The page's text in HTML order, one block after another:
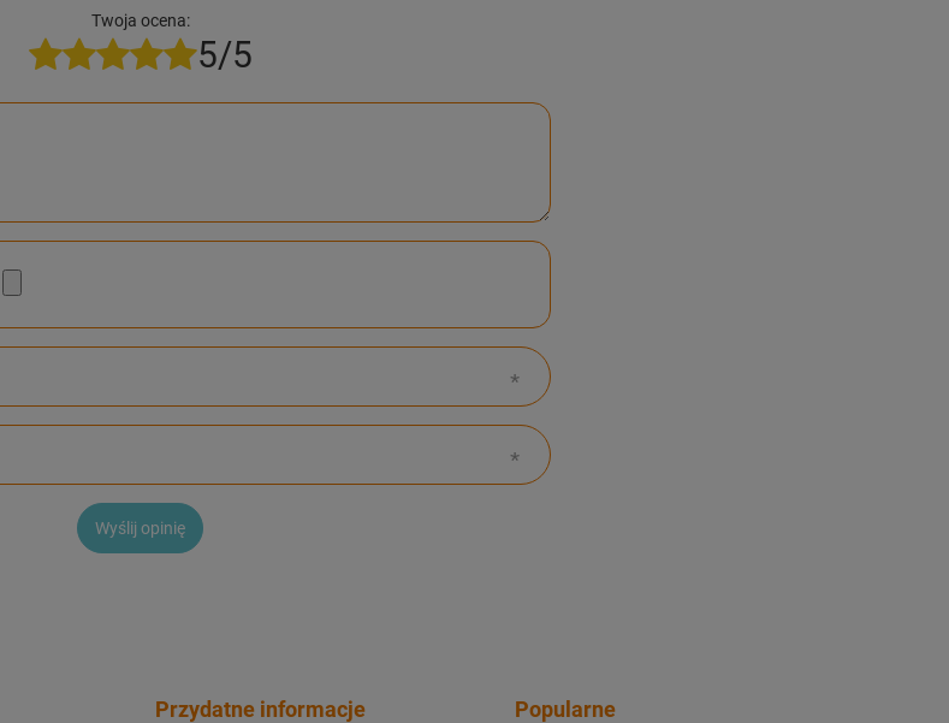
Twoja ocena:
5/5
Wyślij opinię
Przydatne informacje Popularne